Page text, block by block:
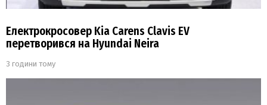
Електрокросовер Kia Carens Clavis EV
перетворився на Hyundai Neira
3 години тому